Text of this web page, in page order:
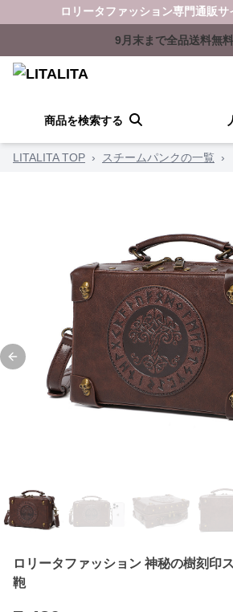
ロリータファッション専門通販サ
9月末まで全品送料無料
商品を検索する
LITALITA TOP › スチームパンクの一覧 ›
Previous slide
ロリータファッション 神秘の樹刻印
鞄